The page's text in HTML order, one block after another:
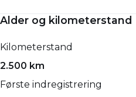
Alder og kilometerstand
Kilometerstand
2.500 km
Første indregistrering